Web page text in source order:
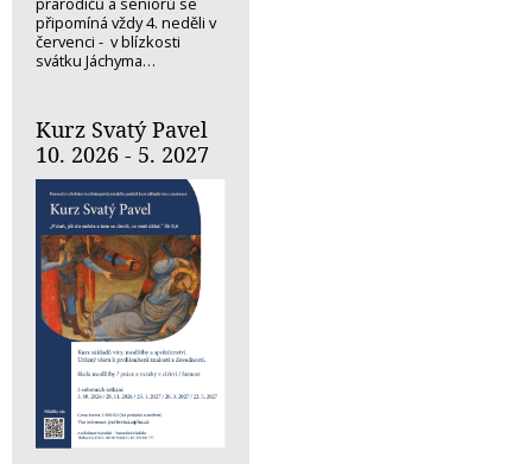
připomíná vždy 4. neděli v
červenci - v blízkosti
svátku Jáchyma…
Kurz Svatý Pavel
10. 2026 - 5. 2027